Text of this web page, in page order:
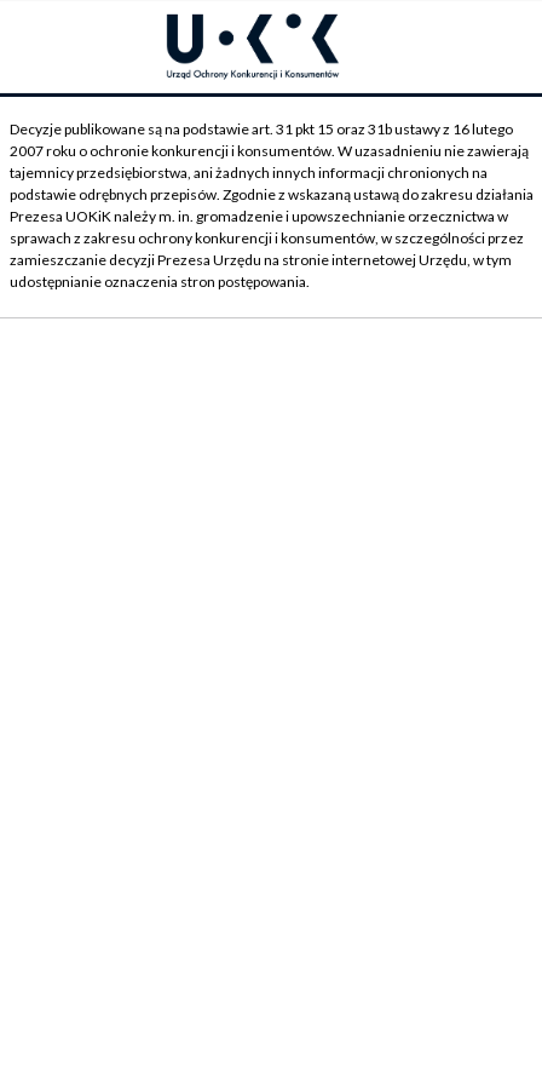
Decyzje publikowane są na podstawie art. 31 pkt 15 oraz 31b ustawy z 16 lutego
2007 roku o ochronie konkurencji i konsumentów. W uzasadnieniu nie zawierają
tajemnicy przedsiębiorstwa, ani żadnych innych informacji chronionych na
podstawie odrębnych przepisów. Zgodnie z wskazaną ustawą do zakresu działania
Prezesa UOKiK należy m. in. gromadzenie i upowszechnianie orzecznictwa w
sprawach z zakresu ochrony konkurencji i konsumentów, w szczególności przez
zamieszczanie decyzji Prezesa Urzędu na stronie internetowej Urzędu, w tym
udostępnianie oznaczenia stron postępowania.